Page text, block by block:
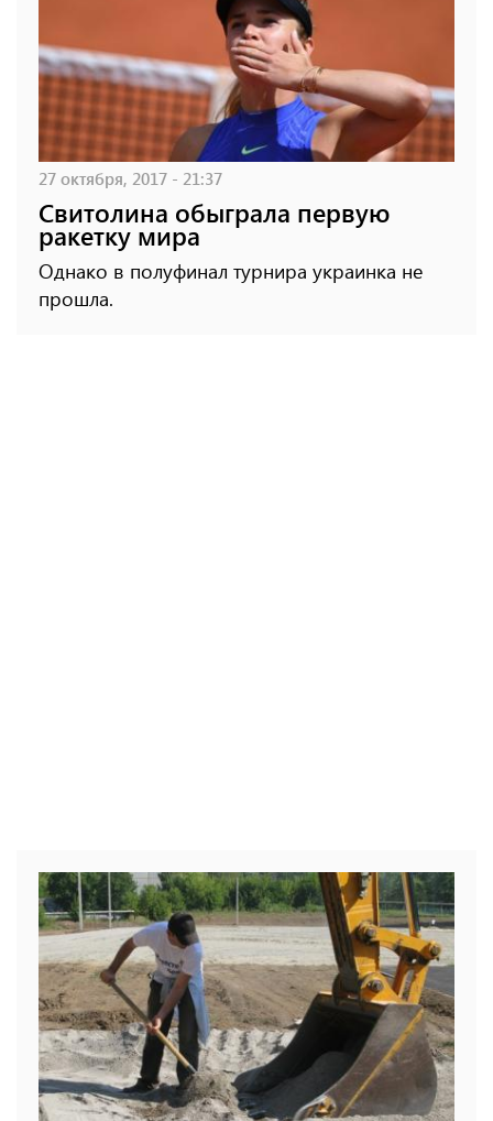
27 октября, 2017 - 21:37
Свитолина обыграла первую
ракетку мира
Однако в полуфинал турнира украинка не
прошла.